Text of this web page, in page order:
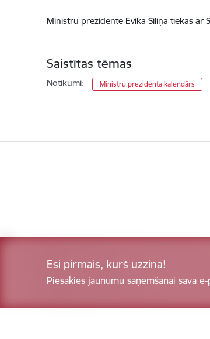
Ministru prezidente Evika Siliņa tiekas ar
Saistītas tēmas
Notikumi: Ministru prezidenta kalendārs
Esi pirmais, kurš uzzina!
Piesakies jaunumu saņemšanai savā e-